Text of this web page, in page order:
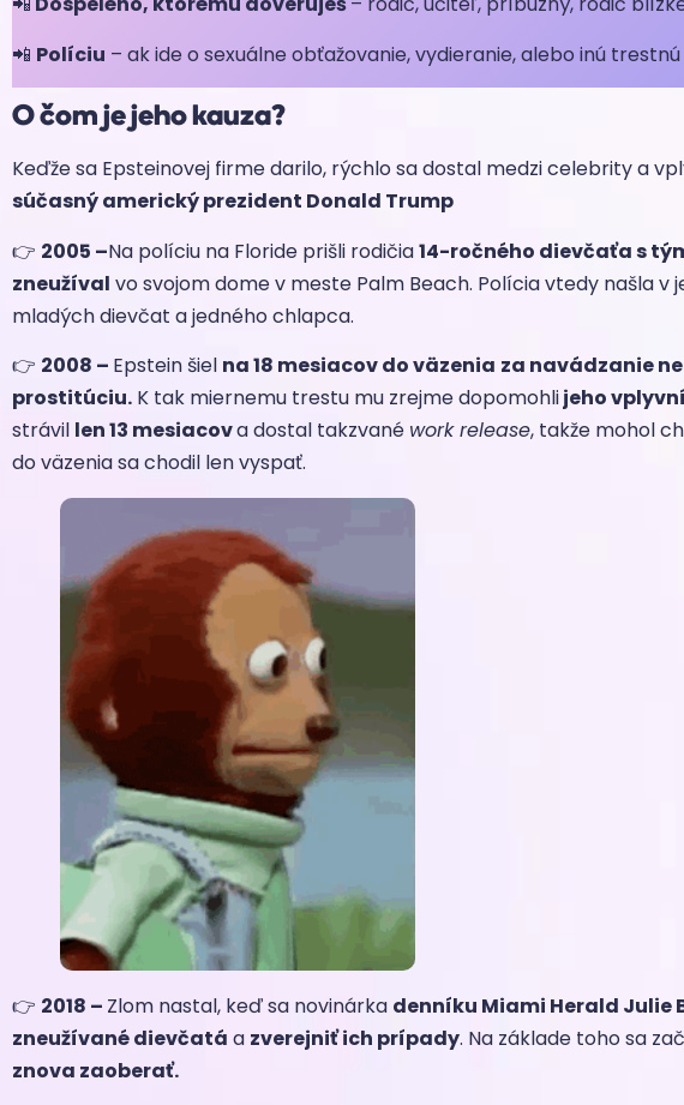
📲 Políciu – ak ide o sexuálne obťažovanie, vydieranie, alebo inú
O čom je jeho kauza?
Keďže sa Epsteinovej firme darilo, rýchlo sa dostal medzi celebrity a
súčasný americký prezident Donald Trump
👉 2005 –Na políciu na Floride prišli rodičia14-ročného dievčaťa s
zneužíval vo svojom dome v meste Palm Beach. Polícia vtedy našla v
mladých dievčat a jedného chlapca.
👉 2008 – Epstein šiel na 18 mesiacov do väzenia za navádzanie
prostitúciu. K tak miernemu trestu mu zrejme dopomohlijeho
strávil len 13 mesiacova dostal takzvané work release, takže mohol
do väzenia sa chodil len vyspať.
👉 2018 – Zlom nastal, keď sa novinárka denníku Miami Herald Julie
zneužívané dievčatá a zverejniť ich prípady. Na základe toho sa
znova zaoberať.